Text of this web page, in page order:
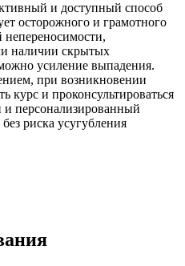
и доступный способ
осторожного и грамотного
наличии скрытых
усиление выпадения.
при возникновении
курс и проконсультироваться
и персонализированный
риска усугубления